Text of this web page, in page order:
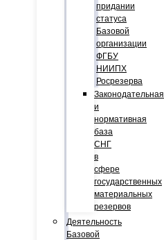
придании
статуса
Базовой
организации
ФГБУ
НИИПХ
Росрезерва
Законодательная
и
нормативная
база
СНГ
в
сфере
государственных
материальных
резервов
Деятельность
Базовой